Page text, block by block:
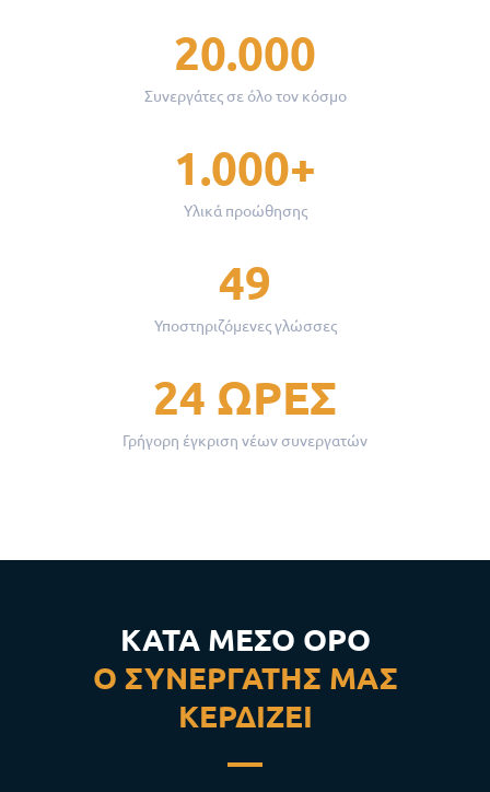
20.000
Συνεργάτες σε όλο τον κόσμο
1.000+
Υλικά προώθησης
49
Υποστηριζόμενες γλώσσες
24 ΏΡΕΣ
Γρήγορη έγκριση νέων συνεργατών
ΚΑΤΆ ΜΈΣΟ ΌΡΟ
Ο ΣΥΝΕΡΓΆΤΗΣ ΜΑΣ
ΚΕΡΔΊΖΕΙ